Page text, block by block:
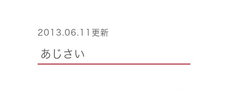
2013.06.11更新
あじさい